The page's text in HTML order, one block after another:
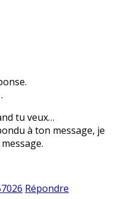
tu veux…
à ton message, je
Répondre